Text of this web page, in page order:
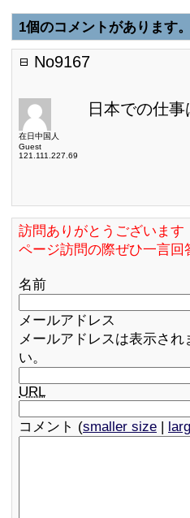
1個のコメントがあります
No9167
在日中国人
Guest
121.111.227.69
日本での仕
訪問ありがとうございます
ページ訪問の際ぜひ一言
名前
メールアドレス
メールアドレスは表示さ
い。
URL
コメント (smaller size |